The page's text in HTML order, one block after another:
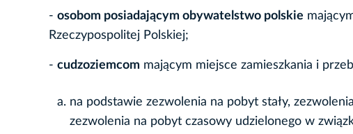
- osobom posiadającym obywatelstwo polskie
Rzeczypospolitej Polskiej;
- cudzoziemcom mającym miejsce zamieszkania i
na podstawie zezwolenia na pobyt stały,
zezwolenia na pobyt czasowy udzielonego w